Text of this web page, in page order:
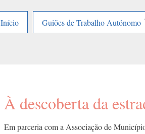
Início
Guiões de Trabalho Autónomo
À descoberta da
Em parceria com a Associação de